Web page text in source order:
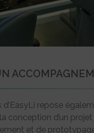
d’EasyLi repose
conception d’un
et de